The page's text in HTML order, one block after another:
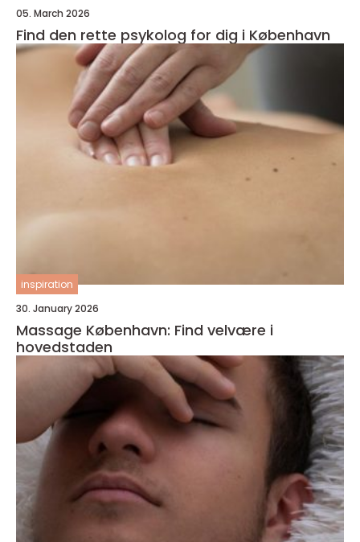
05. March 2026
Find den rette psykolog for dig i København
inspiration
30. January 2026
Massage København: Find velvære i
hovedstaden